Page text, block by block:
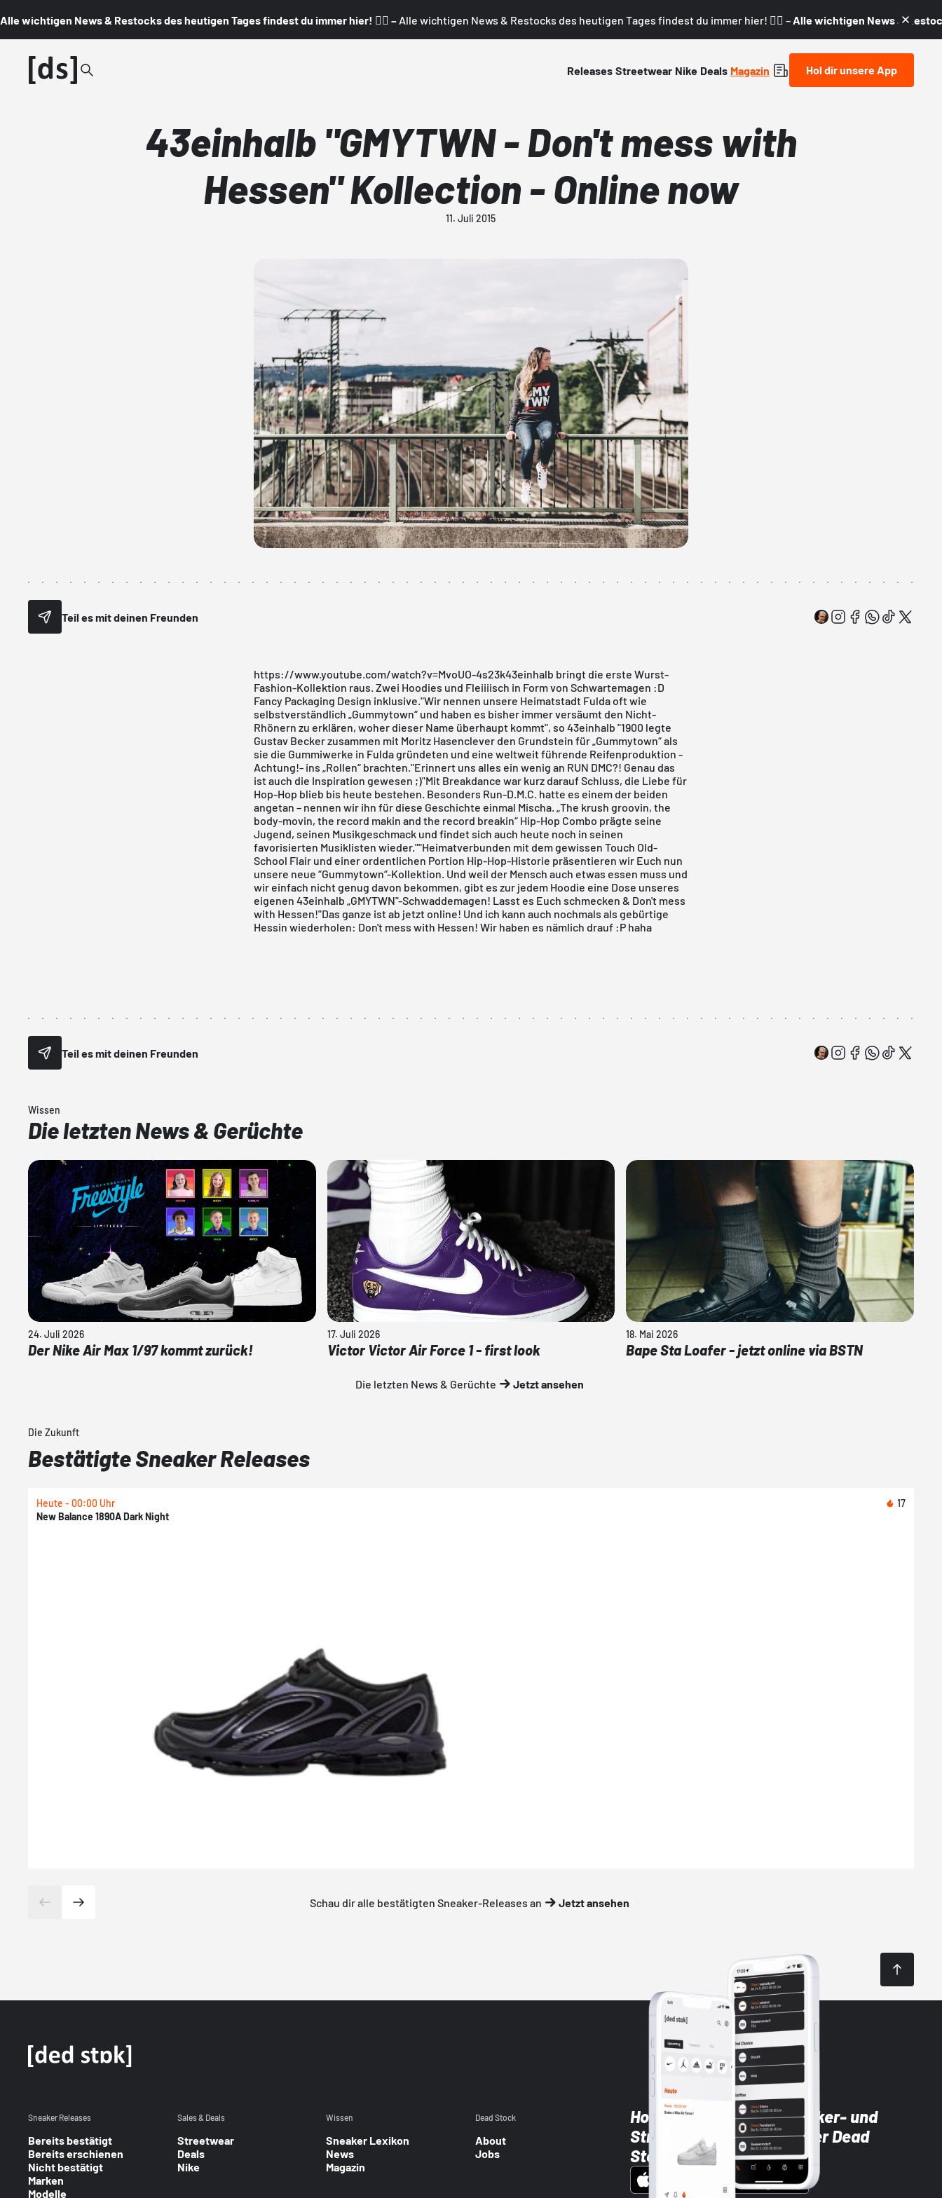
Alle wichtigen News & Restocks des heutigen Tages findest du immer hier! 👇🏼 – Alle wichtigen News & Restocks des heutigen Tages findest du immer hier! 👇🏼 – Alle wichtigen News &
Releases Streetwear Nike Deals Magazin Hol dir unsere App
43einhalb "GMYTWN - Don't mess with
Hessen" Kollection - Online now
11. Juli 2015
Teil es mit deinen Freunden
https://www.youtube.com/watch?v=MvoUO-4s23k43einhalb bringt die erste Wurst-
Fashion-Kollektion raus. Zwei Hoodies und Fleiiiisch in Form von Schwartemagen :D
Fancy Packaging Design inklusive."Wir nennen unsere Heimatstadt Fulda oft wie
selbstverständlich „Gummytown“ und haben es bisher immer versäumt den Nicht-
Rhönern zu erklären, woher dieser Name überhaupt kommt", so 43einhalb "1900 legte
Gustav Becker zusammen mit Moritz Hasenclever den Grundstein für „Gummytown“ als
sie die Gummiwerke in Fulda gründeten und eine weltweit führende Reifenproduktion -
Achtung!- ins „Rollen“ brachten."Erinnert uns alles ein wenig an RUN DMC?! Genau das
ist auch die Inspiration gewesen ;)"Mit Breakdance war kurz darauf Schluss, die Liebe für
Hop-Hop blieb bis heute bestehen. Besonders Run-D.M.C. hatte es einem der beiden
angetan – nennen wir ihn für diese Geschichte einmal Mischa. „The krush groovin, the
body-movin, the record makin and the record breakin“ Hip-Hop Combo prägte seine
Jugend, seinen Musikgeschmack und findet sich auch heute noch in seinen
favorisierten Musiklisten wieder.""Heimatverbunden mit dem gewissen Touch Old-
School Flair und einer ordentlichen Portion Hip-Hop-Historie präsentieren wir Euch nun
unsere neue “Gummytown“-Kollektion. Und weil der Mensch auch etwas essen muss und
wir einfach nicht genug davon bekommen, gibt es zur jedem Hoodie eine Dose unseres
eigenen 43einhalb „GMYTWN"-Schwaddemagen! Lasst es Euch schmecken & Don't mess
with Hessen!"Das ganze ist ab jetzt online! Und ich kann auch nochmals als gebürtige
Hessin wiederholen: Don't mess with Hessen! Wir haben es nämlich drauf :P haha
Teil es mit deinen Freunden
Wissen
Die letzten News & Gerüchte
24. Juli 2026
Der Nike Air Max 1/97 kommt zurück!
17. Juli 2026
Victor Victor Air Force 1 - first look
18. Mai 2026
Bape Sta Loafer - jetzt online via BSTN
Die letzten News & Gerüchte Jetzt ansehen
Die Zukunft
Bestätigte Sneaker Releases
Heute - 00:00 Uhr
17
New Balance 1890A Dark Night
Schau dir alle bestätigten Sneaker-Releases an Jetzt ansehen
Hol dir die neuesten Sneaker- und
Streetwear-Brands mit der Dead
Stock App
Sneaker Releases
Bereits bestätigt
Bereits erschienen
Nicht bestätigt
Marken
Modelle
Sales & Deals
Streetwear
Deals
Nike
Wissen
Sneaker Lexikon
News
Magazin
Dead Stock
About
Jobs